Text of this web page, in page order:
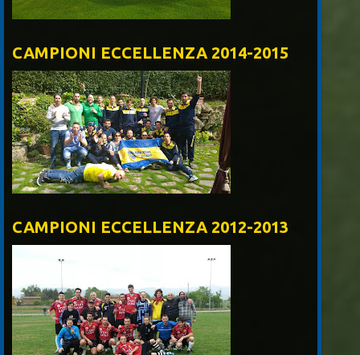
CAMPIONI ECCELLENZA 2014-2015
CAMPIONI ECCELLENZA 2012-2013